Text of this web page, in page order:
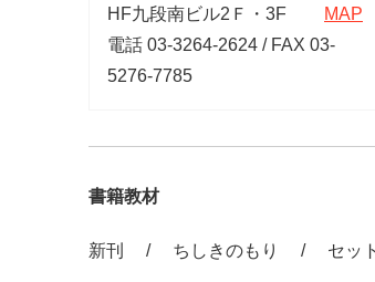
HF九段南ビル2Ｆ・3F
MAP
電話 03-3264-2624 / FAX 03-
5276-7785
書籍教材
新刊 ちしきのもり セット